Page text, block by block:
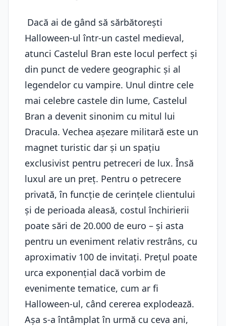
Dacă ai de gând să sărbătorești
Halloween-ul într-un castel medieval,
atunci Castelul Bran este locul perfect și
din punct de vedere geographic și al
legendelor cu vampire. Unul dintre cele
mai celebre castele din lume, Castelul
Bran a devenit sinonim cu mitul lui
Dracula. Vechea așezare militară este un
magnet turistic dar și un spațiu
exclusivist pentru petreceri de lux. Însă
luxul are un preț. Pentru o petrecere
privată, în funcție de cerințele clientului
și de perioada aleasă, costul închirierii
poate sări de 20.000 de euro – și asta
pentru un eveniment relativ restrâns, cu
aproximativ 100 de invitați. Prețul poate
urca exponențial dacă vorbim de
evenimente tematice, cum ar fi
Halloween-ul, când cererea explodează.
Așa s-a întâmplat în urmă cu ceva ani,